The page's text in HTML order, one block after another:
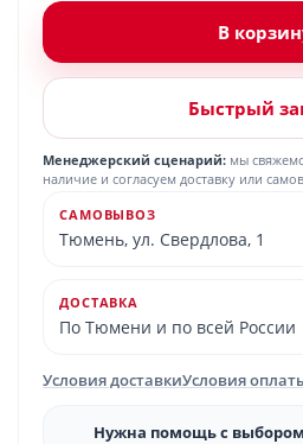
В
Быстрый
Менеджерский сценарий: мы
наличие и согласуем доставку или
САМОВЫВОЗ
Тюмень, ул. Свердлова, 1
ДОСТАВКА
По Тюмени и по всей России
Условия доставкиУсловия
Нужна помощь с выбором?